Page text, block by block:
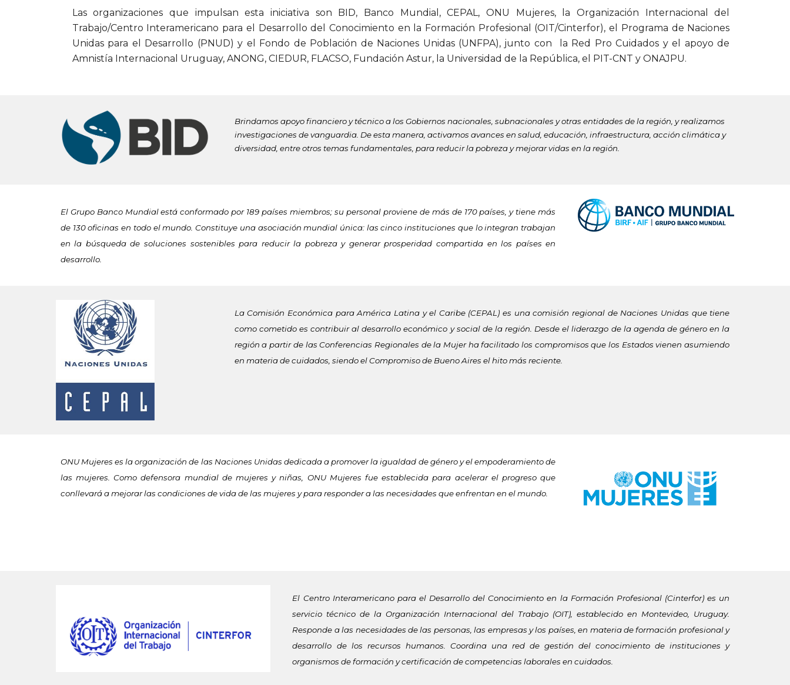
Las organizaciones que impulsan esta iniciativa son BID, Banco Mundial, CEPAL, ONU Mujeres, la Organización Internacional del
Trabajo/Centro Interamericano para el Desarrollo del Conocimiento en la Formación Profesional (OIT/Cinterfor), el Programa de Naciones
Unidas para el Desarrollo (PNUD) y el Fondo de Población de Naciones Unidas (UNFPA), junto con la Red Pro Cuidados y el apoyo de
Amnistía Internacional Uruguay, ANONG, CIEDUR, FLACSO, Fundación Astur, la Universidad de la República, el PIT-CNT y ONAJPU.
Brindamos apoyo financiero y técnico a los Gobiernos nacionales, subnacionales y otras entidades de la región, y realizamos
investigaciones de vanguardia. De esta manera, activamos avances en salud, educación, infraestructura, acción climática y
diversidad, entre otros temas fundamentales, para reducir la pobreza y mejorar vidas en la región.
El Grupo Banco Mundial está conformado por 189 países miembros; su personal proviene de más de 170 países, y tiene más
de 130 oficinas en todo el mundo. Constituye una asociación mundial única: las cinco instituciones que lo integran trabajan
en la búsqueda de soluciones sostenibles para reducir la pobreza y generar prosperidad compartida en los países en
desarrollo.
La Comisión Económica para América Latina y el Caribe (CEPAL) es una comisión regional de Naciones Unidas que tiene
como cometido es contribuir al desarrollo económico y social de la región. Desde el liderazgo de la agenda de género en la
región a partir de las Conferencias Regionales de la Mujer ha facilitado los compromisos que los Estados vienen asumiendo
en materia de cuidados, siendo el Compromiso de Bueno Aires el hito más reciente.
ONU Mujeres es la organización de las Naciones Unidas dedicada a promover la igualdad de género y el empoderamiento de
las mujeres. Como defensora mundial de mujeres y niñas, ONU Mujeres fue establecida para acelerar el progreso que
conllevará a mejorar las condiciones de vida de las mujeres y para responder a las necesidades que enfrentan en el mundo.
El Centro Interamericano para el Desarrollo del Conocimiento en la Formación Profesional (Cinterfor) es un
servicio técnico de la Organización Internacional del Trabajo (OIT), establecido en Montevideo, Uruguay.
Responde a las necesidades de las personas, las empresas y los países, en materia de formación profesional y
desarrollo de los recursos humanos. Coordina una red de gestión del conocimiento de instituciones y
organismosde formación y certificación de competencias laborales en cuidados.